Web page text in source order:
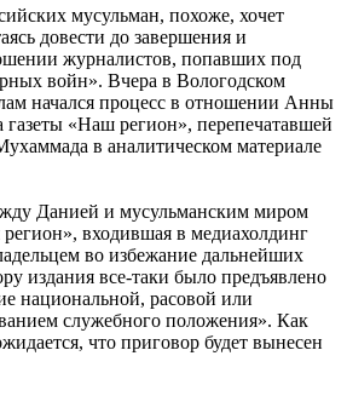
мусульман, похоже, хочет
довести до завершения и
журналистов, попавших под
войн». Вчера в Вологодском
начался процесс в отношении Анны
«Hаш регион», перепечатавшей
в аналитическом материале
Данией и мусульманским миром
регион», входившая в медиахолдинг
во избежание дальнейших
издания все-таки было предъявлено
национальной, расовой или
служебного положения». Как
что приговор будет вынесен